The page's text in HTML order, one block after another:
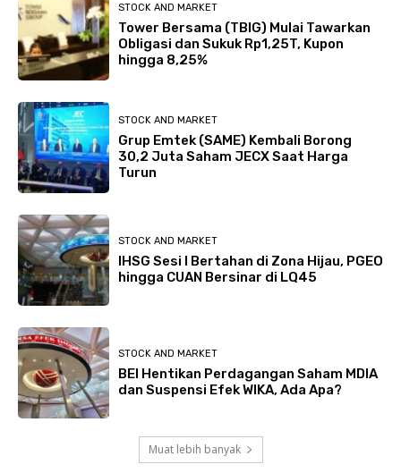
STOCK AND MARKET
Tower Bersama (TBIG) Mulai Tawarkan
Obligasi dan Sukuk Rp1,25T, Kupon
hingga 8,25%
STOCK AND MARKET
Grup Emtek (SAME) Kembali Borong
30,2 Juta Saham JECX Saat Harga
Turun
STOCK AND MARKET
IHSG Sesi I Bertahan di Zona Hijau, PGEO
hingga CUAN Bersinar di LQ45
STOCK AND MARKET
BEI Hentikan Perdagangan Saham MDIA
dan Suspensi Efek WIKA, Ada Apa?
Muat lebih banyak